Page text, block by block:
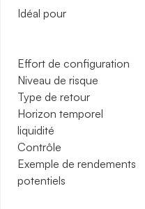
Idéal pour
Effort de configuration
Niveau de risque
Type de retour
Horizon temporel
liquidité
Contrôle
Exemple de rendements
potentiels